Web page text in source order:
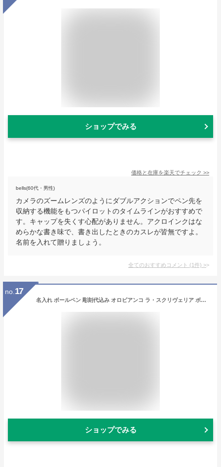
ショップでみる
価格と在庫を楽天でチェック >>
bells(60代・男性)
カメラのズームレンズのようにダブルアクションでペン先を
収納する機能をもつパイロットのタイムラインがおすすめで
す。キャップを失くす心配がありません。アクロインクはな
めらかな書き味で、書き出したときのカスレが皆無ですよ。
名前を入れて贈りましょう。
全てのおすすめコメント (1件) >
no. 17
名入れ ボールペン 彫刻代込み オロビアンコ ラ・スクリヴェリア ボールペン なまえ入りギフト (ゴールドGT)
ショップでみる